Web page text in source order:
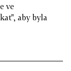
ve
aby byla